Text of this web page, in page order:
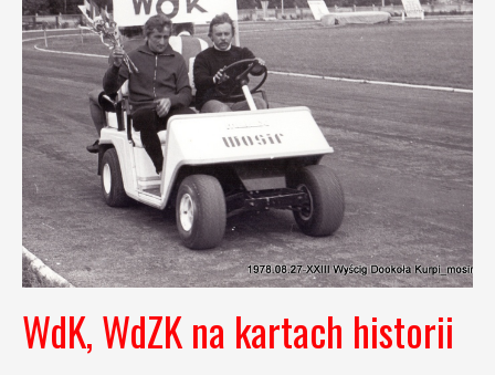
WdK, WdZK na kartach historii